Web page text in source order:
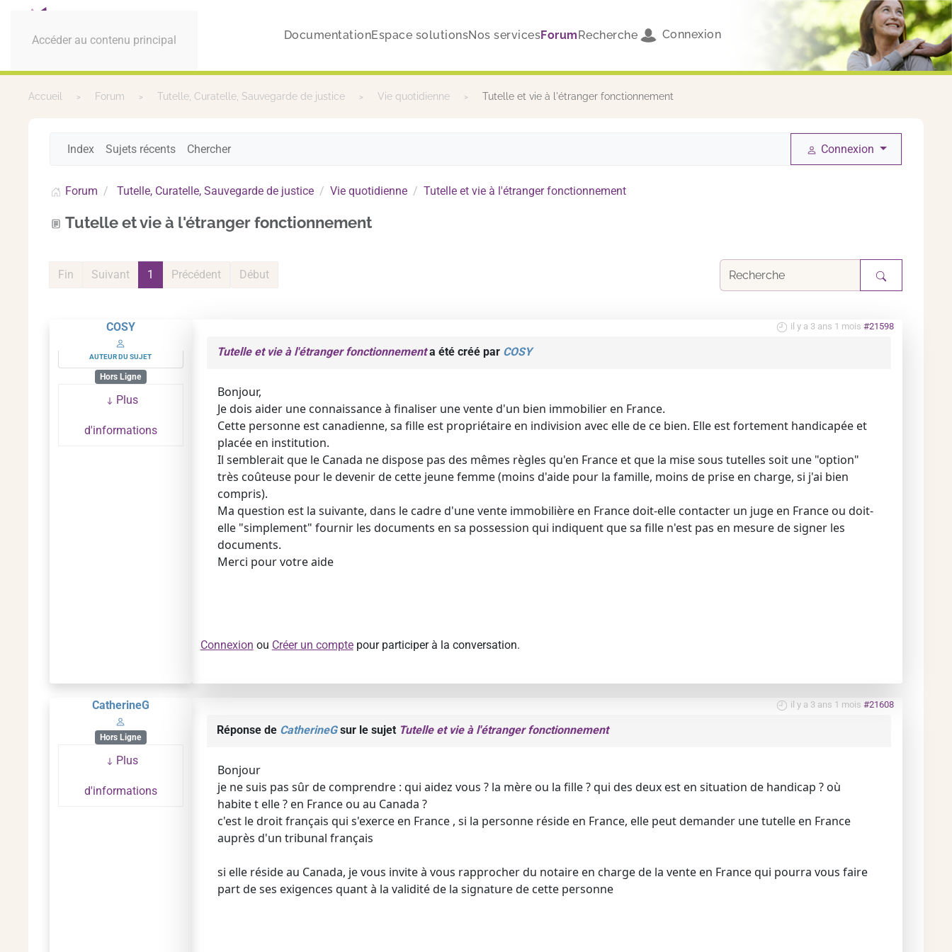
Accéder au contenu principal DocumentationEspace solutionsNos servicesForumRecherche Connexion
Accueil Forum Tutelle, Curatelle, Sauvegarde de justice Vie quotidienne Tutelle et vie à l'étranger fonctionnement
Index Sujets récents Chercher Connexion
Forum Tutelle, Curatelle, Sauvegarde de justice Vie quotidienne Tutelle et vie à l'étranger fonctionnement
Tutelle et vie à l'étranger fonctionnement
Début
Précédent
1
Suivant
Fin
COSY
AUTEUR DU SUJET
Hors Ligne
Plus
d'informations
il y a 3 ans 1 mois #21598
Tutelle et vie à l'étranger fonctionnementa été créé par COSY
Bonjour,
Je dois aider une connaissance à finaliser une vente d'un bien immobilier en France.
Cette personne est canadienne, sa fille est propriétaire en indivision avec elle de ce bien. Elle est fortement handicapée et
placée en institution.
Il semblerait que le Canada ne dispose pas des mêmes règles qu'en France et que la mise sous tutelles soit une "option"
très coûteuse pour le devenir de cette jeune femme (moins d'aide pour la famille, moins de prise en charge, si j'ai bien
compris).
Ma question est la suivante, dans le cadre d'une vente immobilière en France doit-elle contacter un juge en France ou doit-
elle "simplement" fournir les documents en sa possession qui indiquent que sa fille n'est pas en mesure de signer les
documents.
Merci pour votre aide
Connexion ou Créer un comptepour participer à la conversation.
CatherineG
Hors Ligne
Plus
d'informations
il y a 3 ans 1 mois #21608
Réponse de CatherineGsur le sujet Tutelle et vie à l'étranger fonctionnement
Bonjour
je ne suis pas sûr de comprendre : qui aidez vous ? la mère ou la fille ? qui des deux est en situation de handicap ? où
habite t elle ? en France ou au Canada ?
c'est le droit français qui s'exerce en France , si la personne réside en France, elle peut demander une tutelle en France
auprès d'un tribunal français
si elle réside au Canada, je vous invite à vous rapprocher du notaire en charge de la vente en France qui pourra vous faire
part de ses exigences quant à la validité de la signature de cette personne